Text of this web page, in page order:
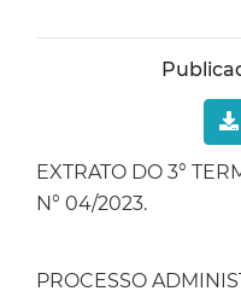
EXTRATO DO 3°
N° 04/2023.
PROCESSO